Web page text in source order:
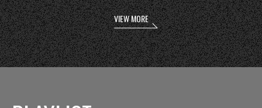
VIEW MORE